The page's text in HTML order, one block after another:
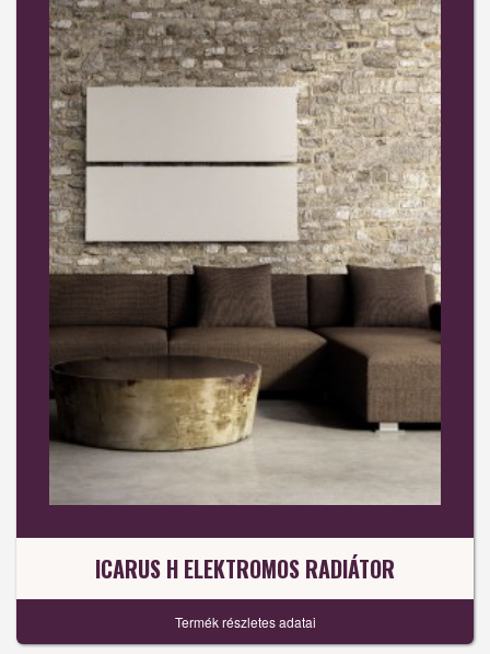
ICARUS H ELEKTROMOS RADIÁTOR
Termék részletes adatai